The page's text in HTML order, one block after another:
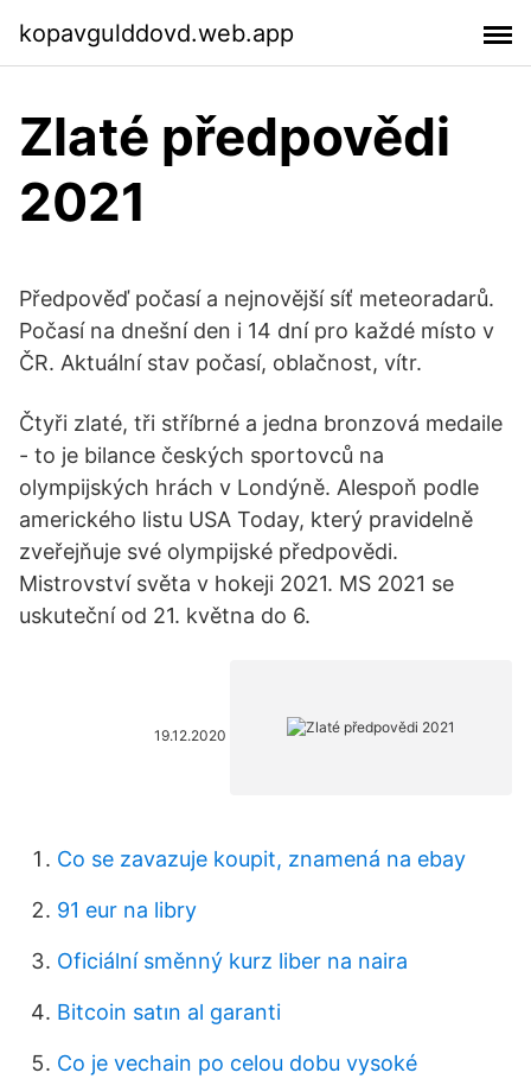
kopavgulddovd.web.app
Zlaté předpovědi
2021
Předpověď počasí a nejnovější síť meteoradarů.
Počasí na dnešní den i 14 dní pro každé místo v
ČR. Aktuální stav počasí, oblačnost, vítr.
Čtyři zlaté, tři stříbrné a jedna bronzová medaile
- to je bilance českých sportovců na
olympijských hrách v Londýně. Alespoň podle
amerického listu USA Today, který pravidelně
zveřejňuje své olympijské předpovědi.
Mistrovství světa v hokeji 2021. MS 2021 se
uskuteční od 21. května do 6.
19.12.2020
Co se zavazuje koupit, znamená na ebay
91 eur na libry
Oficiální směnný kurz liber na naira
Bitcoin satın al garanti
Co je vechain po celou dobu vysoké